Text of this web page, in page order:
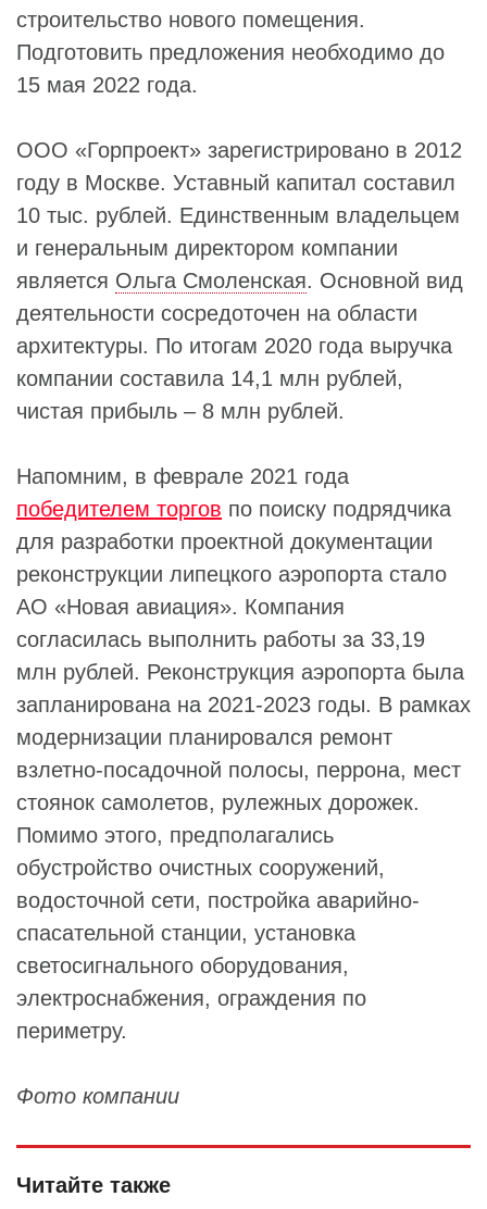
строительство нового помещения.
Подготовить предложения необходимо до
15 мая 2022 года.
ООО «Горпроект» зарегистрировано в 2012
году в Москве. Уставный капитал составил
10 тыс. рублей. Единственным владельцем
и генеральным директором компании
является Ольга Смоленская. Основной вид
деятельности сосредоточен на области
архитектуры. По итогам 2020 года выручка
компании составила 14,1 млн рублей,
чистая прибыль – 8 млн рублей.
Напомним, в феврале 2021 года
победителем торгов по поиску подрядчика
для разработки проектной документации
реконструкции липецкого аэропорта стало
АО «Новая авиация». Компания
согласилась выполнить работы за 33,19
млн рублей. Реконструкция аэропорта была
запланирована на 2021-2023 годы. В рамках
модернизации планировался ремонт
взлетно-посадочной полосы, перрона, мест
стоянок самолетов, рулежных дорожек.
Помимо этого, предполагались
обустройство очистных сооружений,
водосточной сети, постройка аварийно-
спасательной станции, установка
светосигнального оборудования,
электроснабжения, ограждения по
периметру.
Фото компании
Читайте также